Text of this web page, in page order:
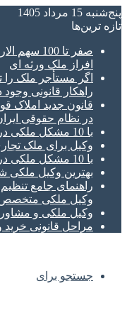
پنج‌شنبه 15 مرداد 1405
تازه‌ ترین‌ها
صفر تا
افراز ملک ورثه ای
اگر مستأجر ملک را
راهکار قانونی وجود
قانون جدید املاک
در نظام حقوقی
با 10 مشکل ملکی در تهران آشنا شوید | راه حل‌ها کدامند؟
وکیل برای ملک
با 10 مشکل ملکی در تهران آشنا شوید | راه حل‌ها کدامند؟
بهترین وکیل ملکی
راهنمای جامع
وکیل ملکی
وکیل ملکی و
مراحل قانونی
جستجو برای